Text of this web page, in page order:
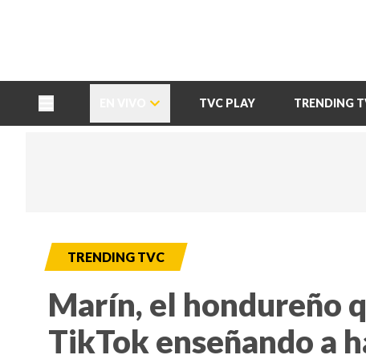
TVC PLAY TRENDING
TRENDING TVC
Marín, el hondureño
TikTok enseñando a